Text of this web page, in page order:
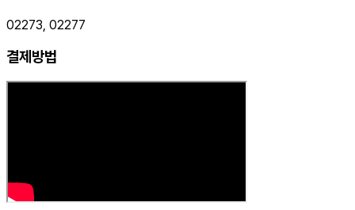
02273, 02277
결제방법